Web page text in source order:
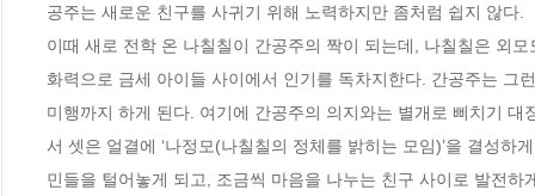
공주는 새로운 친구를 사귀기 위해 노력하지만 좀처럼 쉽지 않다.
이때 새로 전학 온 나칠칠이 간공주의 짝이 되는데, 나칠칠은 외
화력으로 금세 아이들 사이에서 인기를 독차지한다. 간공주는 그
미행까지 하게 된다. 여기에 간공주의 의지와는 별개로 삐치기
서 셋은 얼결에 ‘나정모(나칠칠의 정체를 밝히는 모임)’을 결성
민들을 털어놓게 되고, 조금씩 마음을 나누는 친구 사이로 발전하